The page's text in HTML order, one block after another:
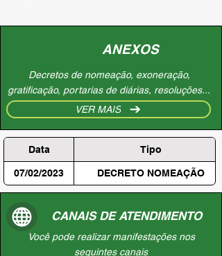
ANEXOS
Decretos de nomeação, exoneração,
gratificação, portarias de diárias, resoluções...
VER MAIS
Data Tipo
07/02/2023 DECRETO NOMEAÇÃO
CANAIS DE ATENDIMENTO
Você pode realizar manifestações nos
seguintes canais